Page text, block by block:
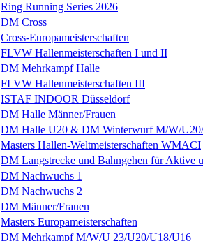
Ring Running Series 2026
DM Cross
Cross-Europameisterschaften
FLVW Hallenmeisterschaften I und II
DM Mehrkampf Halle
FLVW Hallenmeisterschaften III
ISTAF INDOOR Düsseldorf
DM Halle Männer/Frauen
DM Halle U20 & DM Winterwurf M/W/
Masters Hallen-Weltmeisterschaften WMACI
DM Langstrecke und Bahngehen für Aktive
DM Nachwuchs 1
DM Nachwuchs 2
DM Männer/Frauen
Masters Europameisterschaften
DM Mehrkampf M/W/U 23/U20/U18/U16